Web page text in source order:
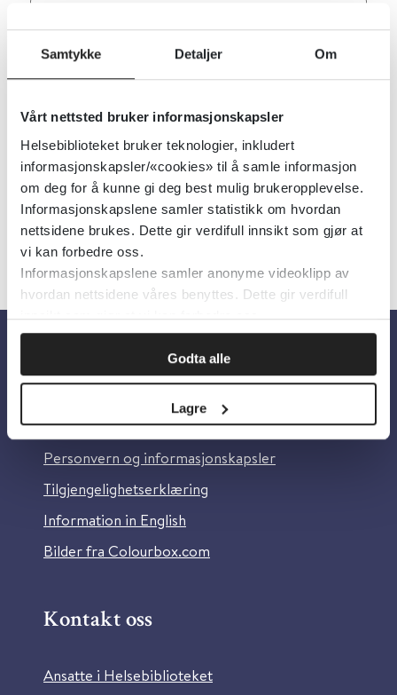
Samtykke Detaljer Om
Vårt nettsted bruker informasjonskapsler
Helsebiblioteket bruker teknologier, inkludert
informasjonskapsler/«cookies» til å samle informasjon
om deg for å kunne gi deg best mulig brukeropplevelse.
Informasjonskapslene samler statistikk om hvordan
nettsidene brukes. Dette gir verdifull innsikt som gjør at
vi kan forbedre oss.
Informasjonskapslene samler anonyme videoklipp av
hvordan nettsidene våres benyttes. Dette gir verdifull
innsikt som gjør at vi kan forbedre oss.
Godta alle
Lagre
1Treff Alfabetisk
Utslett hos barn
PharmaSafe 2022
Om oss
Om Helsebiblioteket
Personvern og informasjonskapsler
Tilgjengelighetserklæring
Information in English
Bilder fra Colourbox.com
Kontakt oss
Ansatte i Helsebiblioteket